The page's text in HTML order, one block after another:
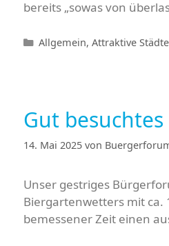
bereits „sowas von
Kategorien
Allgemein, Attraktive Städte
Gut
14. Mai 2025 von
Unser gestriges
Biergartenwetters mit ca.
bemessener Zeit einen